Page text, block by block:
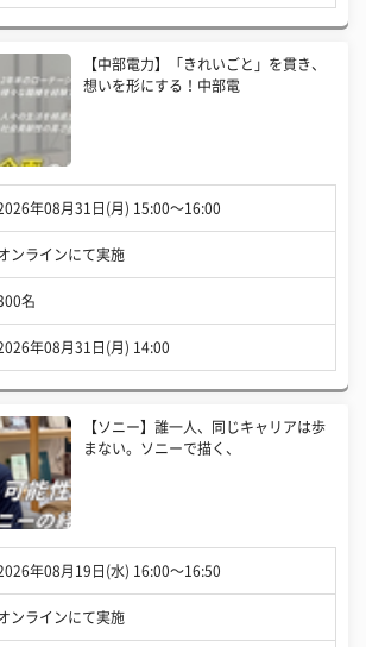
【中部電力】「きれいごと」を貫き、
想いを形にする！中部電
年08月31日(月) 15:00〜16:00
ンラインにて実施
名
年08月31日(月) 14:00
【ソニー】誰一人、同じキャリアは歩
まない。ソニーで描く、
年08月19日(水) 16:00〜16:50
ンラインにて実施